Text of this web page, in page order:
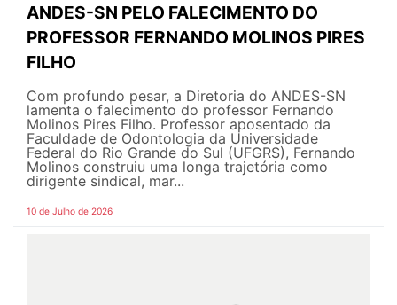
ANDES-SN PELO FALECIMENTO DO
PROFESSOR FERNANDO MOLINOS PIRES
FILHO
Com profundo pesar, a Diretoria do ANDES-SN
lamenta o falecimento do professor Fernando
Molinos Pires Filho. Professor aposentado da
Faculdade de Odontologia da Universidade
Federal do Rio Grande do Sul (UFGRS), Fernando
Molinos construiu uma longa trajetória como
dirigente sindical, mar...
10 de Julho de 2026